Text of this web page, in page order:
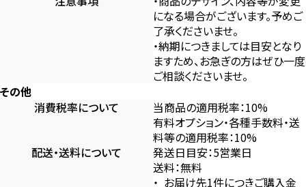
になる場合がございます。予めご
了承くださいませ。
・納期につきましては目安となり
ますため、お急ぎの方はぜひ一度
ご相談くださいませ。
その他
消費税率について
当商品の適用税率：10%
有料オプション・各種手数料・送
料等の適用税率：10%
配送・送料について
発送日目安：5営業日
送料：無料
お届け先1件につきご購入金